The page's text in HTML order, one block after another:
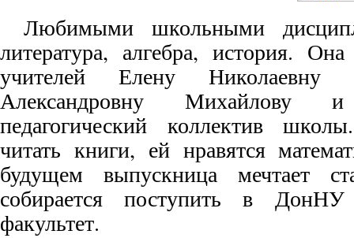
Любимыми школьными
литература, алгебра, история.
учителей Елену Николаевну
Александровну
педагогический коллектив
читать книги, ей нравятся
будущем выпускница мечтает
собирается поступить в
факультет.